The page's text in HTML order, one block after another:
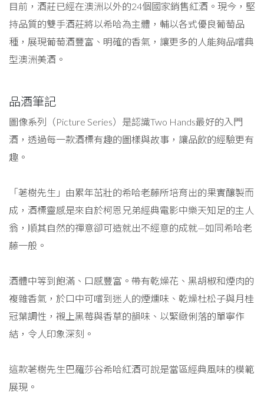
目前，酒莊已經在澳洲以外的24個國家銷售紅酒。現今，堅
持品質的雙手酒莊將以希哈為主體，輔以各式優良葡萄品
種，展現葡萄酒豐富、明確的香氣，讓更多的人能夠品嚐典
型澳洲美酒。
品酒筆記
圖像系列（Picture Series）是認識Two Hands最好的入門
酒，透過每一款酒標有趣的圖樣與故事，讓品飲的經驗更有
趣。
「荖樹先生」由累年茁壯的希哈老藤所培育出的果實釀製而
成，酒標靈感是來自於柯恩兄弟經典電影中樂天知足的主人
翁，順其自然的禪意卻可造就出不經意的成就—如同希哈老
藤一般。
酒體中等到飽滿、口感豐富。帶有乾燥花、黑胡椒和煙肉的
複雜香氣，於口中可嚐到迷人的煙燻味、乾燥杜松子與月桂
冠葉調性，襯上黑莓與香草的韻味、以緊緻俐落的單寧作
結，令人印象深刻。
這款荖樹先生巴羅莎谷希哈紅酒可說是當區經典風味的模範
展現。